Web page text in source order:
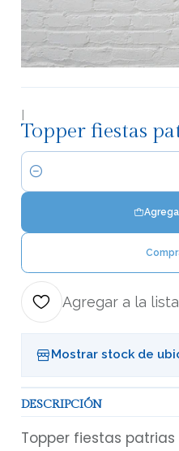
|
Topper fiestas
Cantidad
Agregar a la
Mostrar stock de
DESCRIPCIÓN
Topper fiestas patrias